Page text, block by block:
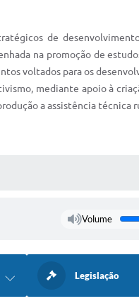
de
na promoção de
voltados para os
mediante apoio à
a assistência técnica
Volume
Legislação